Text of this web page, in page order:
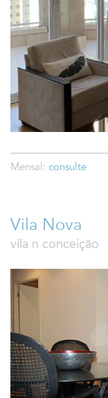
Mensal: consulte
Vila Nova
vila n conceição